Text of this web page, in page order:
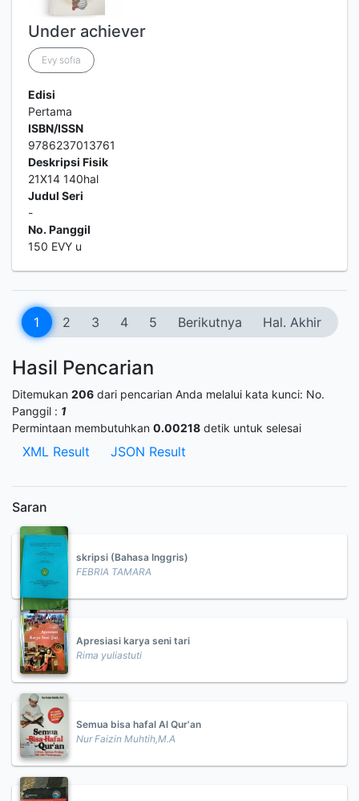
Under achiever
Evy sofia
Edisi
Pertama
ISBN/ISSN
9786237013761
Deskripsi Fisik
21X14 140hal
Judul Seri
-
No. Panggil
150 EVY u
1 2 3 4 5 Berikutnya Hal. Akhir
Hasil Pencarian
Ditemukan 206 dari pencarian Anda melalui kata kunci: No.
Panggil : 1
Permintaan membutuhkan 0.00218 detik untuk selesai
XML Result JSON Result
Saran
skripsi (Bahasa Inggris)
FEBRIA TAMARA
Apresiasi karya seni tari
Rima yuliastuti
Semua bisa hafal Al Qur'an
Nur Faizin Muhtih,M.A